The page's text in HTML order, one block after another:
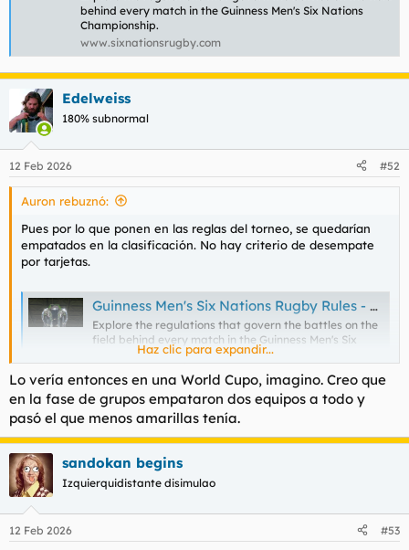
behind every match in the Guinness Men's Six Nations
Championship.
www.sixnationsrugby.com
Edelweiss
180% subnormal
12 Feb 2026 #52
Auron rebuznó:
Pues por lo que ponen en las reglas del torneo, se quedarían
empatados en la clasificación. No hay criterio de desempate
por tarjetas.
Guinness Men's Six Nations Rugby Rules - Guinness Men's Six Nations
Explore the regulations that govern the battles on the
field behind every match in the Guinness Men's Six
Nations Championship.
Haz clic para expandir...
Lo vería entonces en una World Cupo, imagino. Creo que
en la fase de grupos empataron dos equipos a todo y
pasó el que menos amarillas tenía.
sandokan begins
Izquierquidistante disimulao
12 Feb 2026 #53